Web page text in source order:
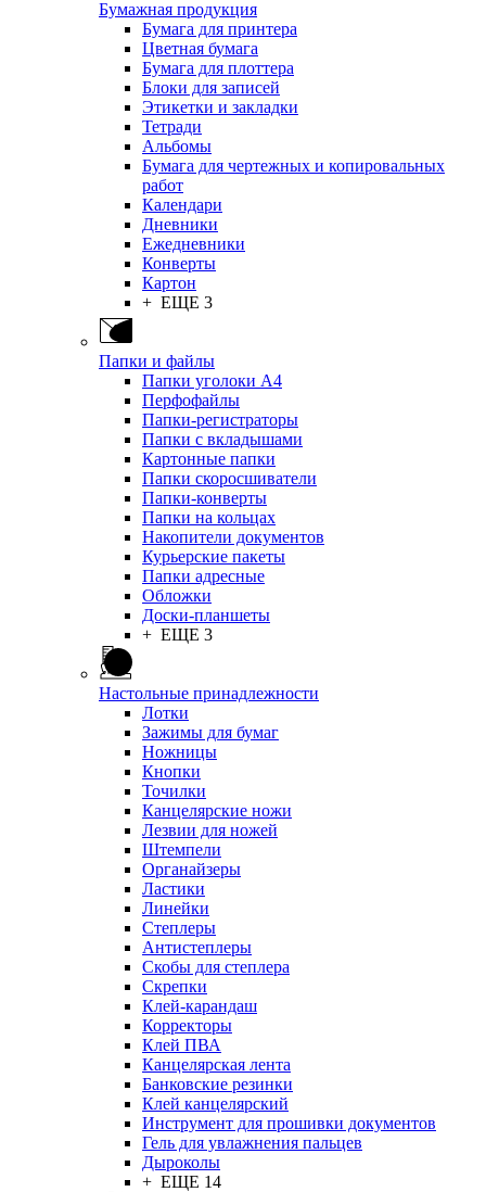
Бумажная продукция
Бумага для принтера
Цветная бумага
Бумага для плоттера
Блоки для записей
Этикетки и закладки
Тетради
Альбомы
Бумага для чертежных и копировальных
работ
Календари
Дневники
Ежедневники
Конверты
Картон
+ ЕЩЕ 3
Папки и файлы
Папки уголоки А4
Перфофайлы
Папки-регистраторы
Папки с вкладышами
Картонные папки
Папки скоросшиватели
Папки-конверты
Папки на кольцах
Накопители документов
Курьерские пакеты
Папки адресные
Обложки
Доски-планшеты
+ ЕЩЕ 3
Настольные принадлежности
Лотки
Зажимы для бумаг
Ножницы
Кнопки
Точилки
Канцелярские ножи
Лезвии для ножей
Штемпели
Органайзеры
Ластики
Линейки
Степлеры
Антистеплеры
Скобы для степлера
Скрепки
Клей-карандаш
Корректоры
Клей ПВА
Канцелярская лента
Банковские резинки
Клей канцелярский
Инструмент для прошивки документов
Гель для увлажнения пальцев
Дыроколы
+ ЕЩЕ 14